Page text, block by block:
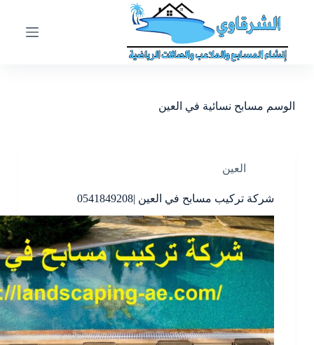
و
ى
الوسم مسابح نسائية في العين
العين
شركة تركيب مسابح في العين |0541849208